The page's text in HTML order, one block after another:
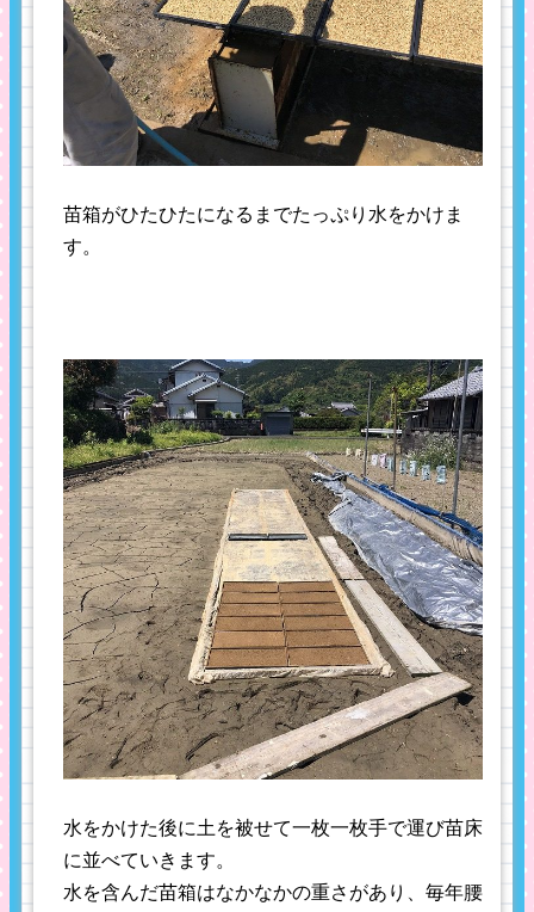
苗箱がひたひたになるまでたっぷり水をかけま
す。
水をかけた後に土を被せて一枚一枚手で運び苗床
に並べていきます。
水を含んだ苗箱はなかなかの重さがあり、毎年腰